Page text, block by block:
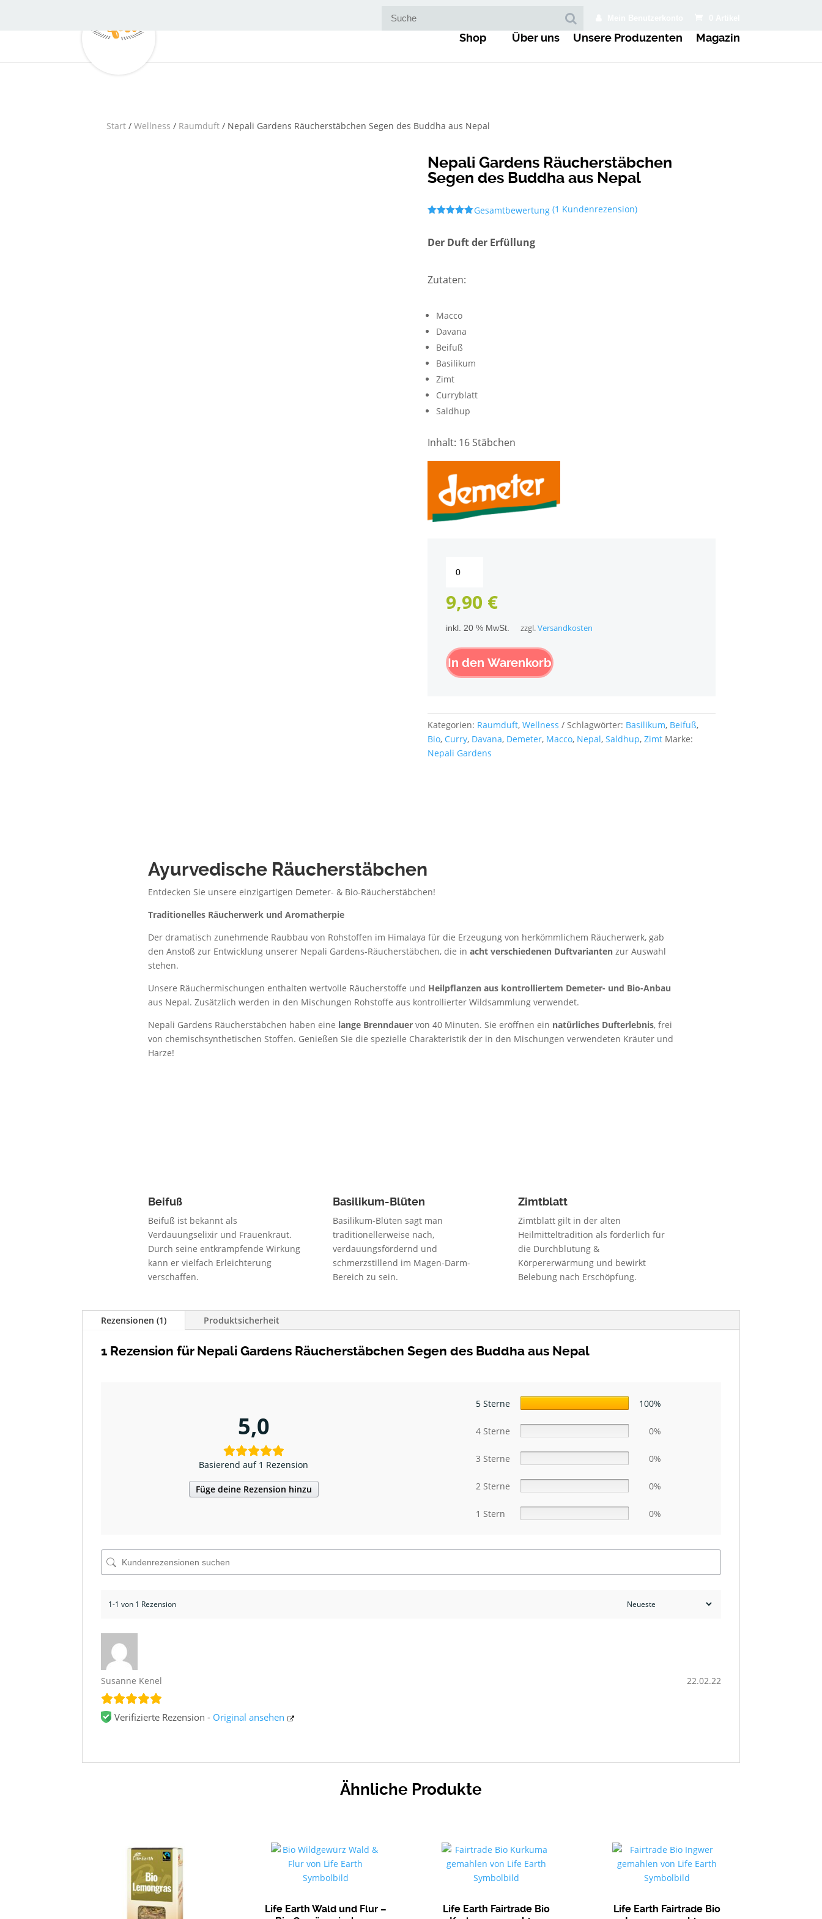
Shop Über uns Unsere Produzenten Magazin
Start /Wellness / Raumduft / Nepali Gardens Räucherstäbchen Segen des Buddha aus Nepal
Nepali Gardens Räucherstäbchen
Segen des Buddha aus Nepal
von 5,
basierend
Gesamtbewertung (1 Kundenrezension)
Der Duft der Erfüllung
Zutaten:
Macco
Davana
Beifuß
Basilikum
Zimt
Curryblatt
Saldhup
Inhalt: 16 Stäbchen
Gardens
Segen
Buddha
aus
Nepal
Menge
9,90 €
inkl. 20 % MwSt. zzgl.Versandkosten
In den Warenkorb
Kategorien: Raumduft,Wellness Schlagwörter: Basilikum, Beifuß,
Bio, Curry, Davana, Demeter, Macco, Nepal,Saldhup,Zimt Marke:
Nepali Gardens
Ayurvedische Räucherstäbchen
Entdecken Sie unsere einzigartigen Demeter- & Bio-Räucherstäbchen!
Traditionelles Räucherwerk und Aromatherpie
Der dramatisch zunehmende Raubbau von Rohstoffen im Himalaya für die Erzeugung von herkömmlichem Räucherwerk, gab
den Anstoß zur Entwicklung unserer Nepali Gardens-Räucherstäbchen, die in acht verschiedenen Duftvarianten zur Auswahl
stehen.
Unsere Räuchermischungen enthalten wertvolle Räucherstoffe und Heilpﬂanzen aus kontrolliertem Demeter- und Bio-Anbau
aus Nepal. Zusätzlich werden in den Mischungen Rohstoffe aus kontrollierter Wildsammlung verwendet.
Nepali Gardens Räucherstäbchen haben eine lange Brenndauer von 40 Minuten. Sie eröffnen ein natürliches Dufterlebnis, frei
von chemischsynthetischen Stoffen. Genießen Sie die spezielle Charakteristik der in den Mischungen verwendeten Kräuter und
Harze!
Beifuß
Beifuß ist bekannt als
Verdauungselixir und Frauenkraut.
Durch seine entkrampfende Wirkung
kann er vielfach Erleichterung
verschaffen.
Basilikum-Blüten
Basilikum-Blüten sagt man
traditionellerweise nach,
verdauungsfördernd und
schmerzstillend im Magen-Darm-
Bereich zu sein.
Zimtblatt
Zimtblatt gilt in der alten
Heilmitteltradition als förderlich für
die Durchblutung &
Körpererwärmung und bewirkt
Belebung nach Erschöpfung.
Rezensionen (1) Produktsicherheit
1 Rezension für Nepali Gardens Räucherstäbchen Segen des Buddha aus Nepal
5,0
Basierend auf 1 Rezension
Füge deine Rezension hinzu
5 Sterne 100%
4 Sterne 0%
3 Sterne 0%
2 Sterne 0%
1 Stern 0%
1-1 von 1 Rezension
Susanne Kenel 22.02.22
Verifizierte Rezension - Original ansehen
Ähnliche Produkte
Life Earth Wald und Flur –
Life Earth Fairtrade Bio
Life Earth Fairtrade Bio